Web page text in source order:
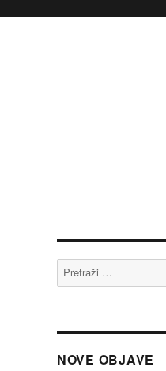
Pretraži:
NOVE OBJAVE